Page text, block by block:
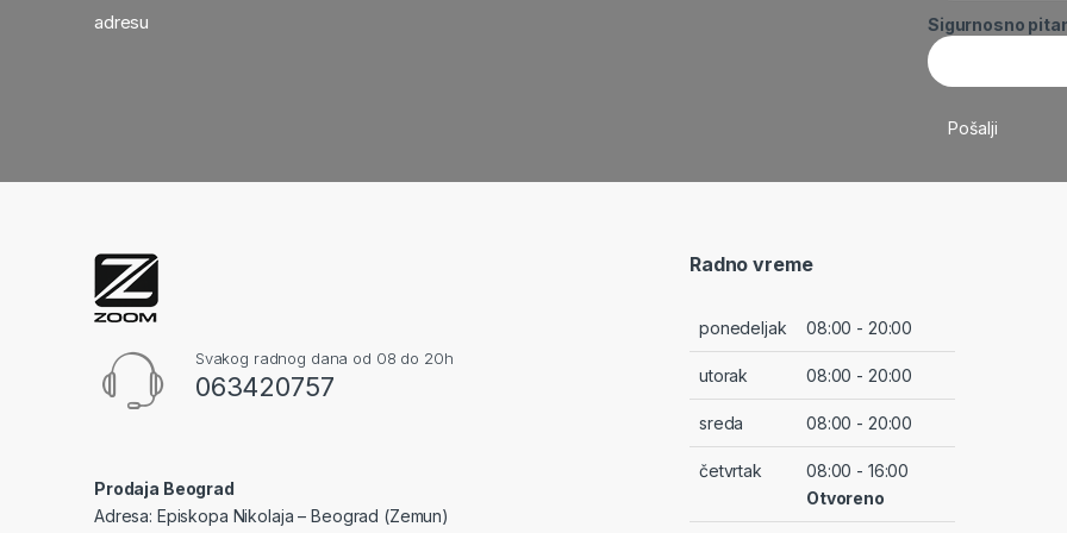
adresu
Sigurnosno
Svakog radnog dana od 08 do 20h
063420757
Prodaja Beograd
Adresa: Episkopa Nikolaja – Beograd (Zemun)
Radno vreme
ponedeljak 08:00 - 20:00
utorak 08:00 - 20:00
sreda 08:00 - 20:00
četvrtak
08:00 - 16:00
Otvoreno